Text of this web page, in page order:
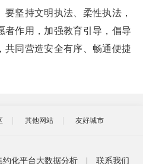
坚持文明执法、柔性执法，
者作用，加强教育引导，倡导
共同营造安全有序、畅通便捷
其他网站 友好城市
约化平台大数据分析 | 联系我们